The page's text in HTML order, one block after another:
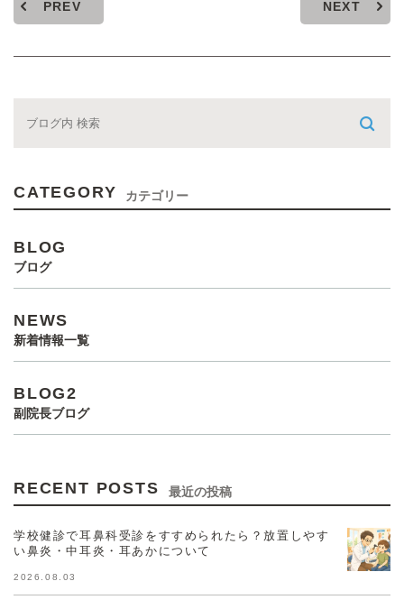
PREV NEXT
CATEGORY カテゴリー
BLOG
ブログ
NEWS
新着情報一覧
BLOG2
副院長ブログ
RECENT POSTS 最近の投稿
学校健診で耳鼻科受診をすすめられたら？放置しやす
い鼻炎・中耳炎・耳あかについて
2026.08.03